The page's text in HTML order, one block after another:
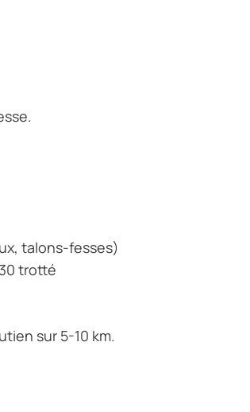
talons-fesses)
trotté
sur 5-10 km.